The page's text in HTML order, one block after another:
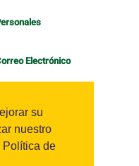
su
nuestro
Política de
Electrónico